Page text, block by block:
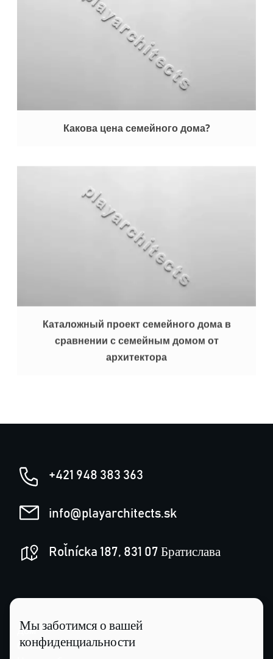
Какова цена семейного дома?
Каталожный проект семейного дома в
сравнении с семейным домом от
архитектора
+421 948 383 363
info@playarchitects.sk
Roľnícka 187, 831 07 Братислава
Дом
О нас
Мы заботимся о вашей
конфиденциальности